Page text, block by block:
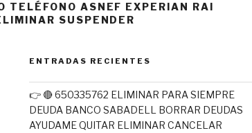
TELÉFONO ASNEF EXPERIAN RAI
SUSPENDER
ENTRADAS RECIENTES
👉 🔴 650335762 ELIMINAR PARA SIEMPRE
DEUDA BANCO SABADELL BORRAR DEUDAS
AYUDAME QUITAR ELIMINAR CANCELAR